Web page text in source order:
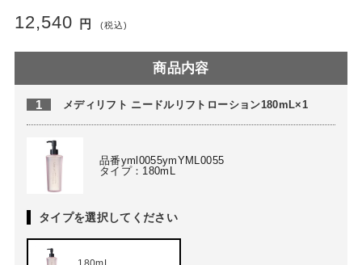
12,540 円 (税込)
商品内容
1 メディリフト ニードルリフトローション180mL×1
品番yml0055ymYML0055
タイプ：180mL
タイプを選択してください